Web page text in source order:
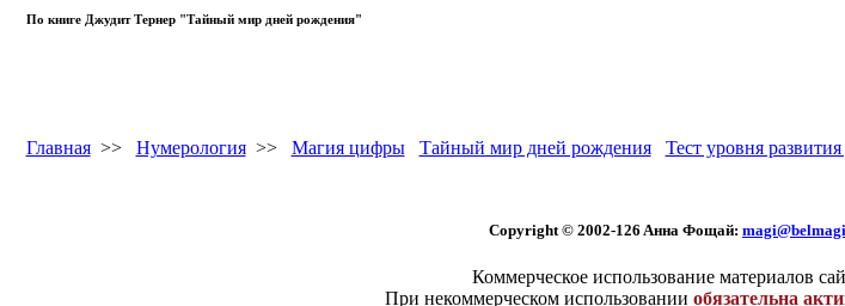
По книге Джудит Тернер "Тайный мир дней рождения"
Главная>> Нумерология>> Магия цифры Тайный мир дней рождения Тест уровня
Copyright © 2002-126 Aннa Фoщaй:
Коммерческое использование материалов
При некоммерческом использовании обязательна